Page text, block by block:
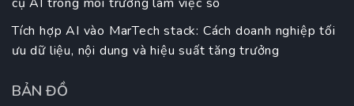
Tích hợp AI vào MarTech stack: Cách doanh nghiệp tối
ưu dữ liệu, nội dung và hiệu suất tăng trưởng
BẢN ĐỒ